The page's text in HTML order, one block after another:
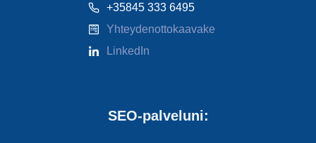
+35845 333 6495
Yhteydenottokaavake
LinkedIn
SEO-palveluni: